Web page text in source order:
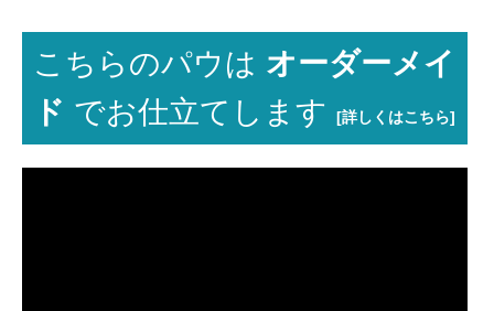
こちらのパウは オーダーメイ
ド でお仕立てします[詳しくはこちら]